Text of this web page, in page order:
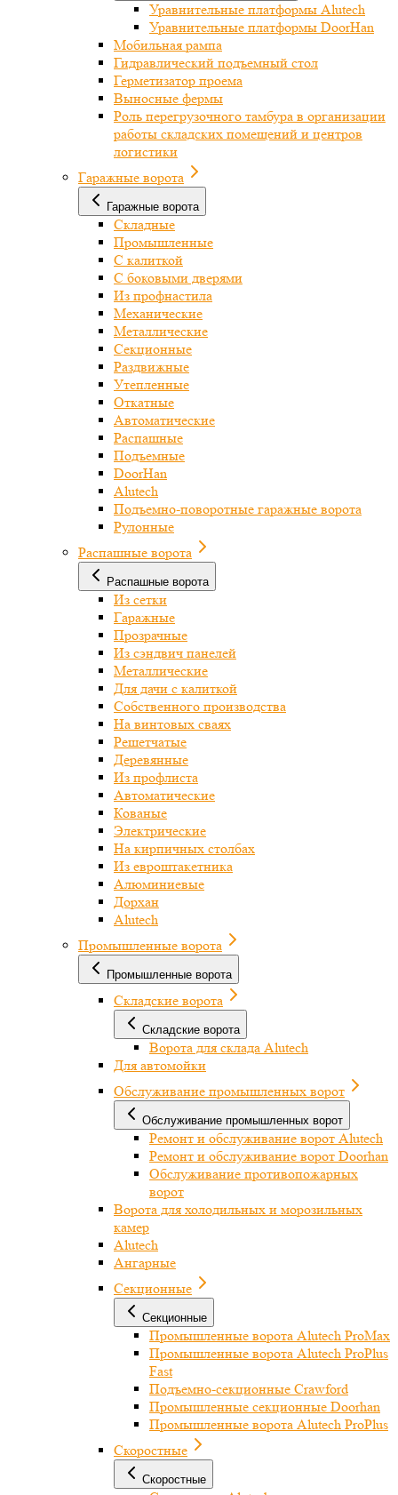
Уравнительные платформы Alutech
Уравнительные платформы DoorHan
Мобильная рампа
Гидравлический подъемный стол
Герметизатор проема
Выносные фермы
Роль перегрузочного тамбура в организации
работы складских помещений и центров
логистики
Гаражные ворота
Гаражные ворота
Складные
Промышленные
С калиткой
С боковыми дверями
Из профнастила
Механические
Металлические
Секционные
Раздвижные
Утепленные
Откатные
Автоматические
Распашные
Подъемные
DoorHan
Alutech
Подъемно-поворотные гаражные ворота
Рулонные
Распашные ворота
Распашные ворота
Из сетки
Гаражные
Прозрачные
Из сэндвич панелей
Металлические
Для дачи с калиткой
Собственного производства
На винтовых сваях
Решетчатые
Деревянные
Из профлиста
Автоматические
Кованые
Электрические
На кирпичных столбах
Из евроштакетника
Алюминиевые
Дорхан
Alutech
Промышленные ворота
Промышленные ворота
Складские ворота
Складские ворота
Ворота для склада Alutech
Для автомойки
Обслуживание промышленных ворот
Обслуживание промышленных ворот
Ремонт и обслуживание ворот Alutech
Ремонт и обслуживание ворот Doorhan
Обслуживание противопожарных
ворот
Ворота для холодильных и морозильных
камер
Alutech
Ангарные
Секционные
Секционные
Промышленные ворота Alutech ProMax
Промышленные ворота Alutech ProPlus
Fast
Подъемно-секционные Crawford
Промышленные секционные Doorhan
Промышленные ворота Alutech ProPlus
Скоростные
Скоростные